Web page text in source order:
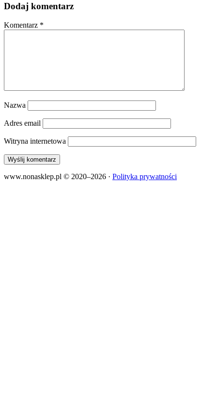
Dodaj komentarz
Komentarz *
Nazwa
Adres email
Witryna internetowa
www.nonasklep.pl © 2020–2026 · Polityka prywatności